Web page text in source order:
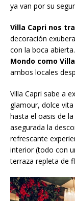
ya van por su
Villa Capri nos
decoración
con la boca
Mondo como
ambos locales
Villa Capri sabe a
glamour, dolce
hasta el oasis de
asegurada la
refrescante
interior (todo con
terraza repleta de